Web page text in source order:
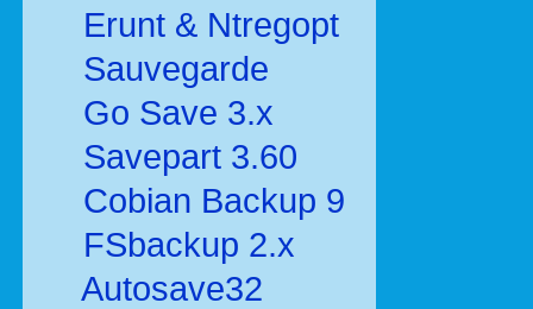
Erunt & Ntregopt
Sauvegarde
Go Save 3.x
Savepart 3.60
Cobian Backup 9
FSbackup 2.x
Autosave32